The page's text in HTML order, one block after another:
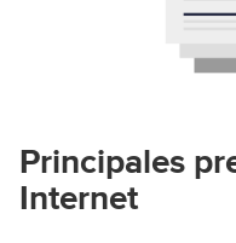
Principales
Internet